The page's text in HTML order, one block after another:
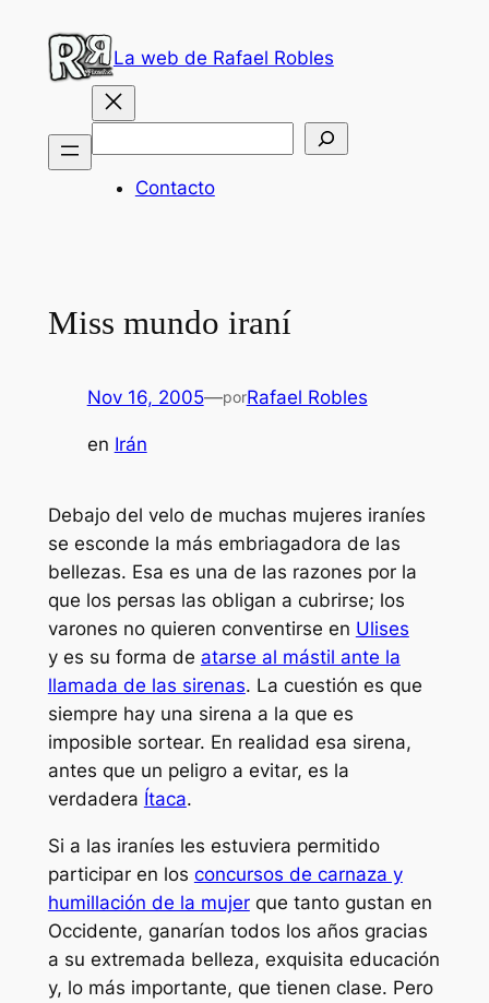
contenido
La web de Rafael Robles
Buscar
Contacto
Miss mundo iraní
Nov 16, 2005—porRafael Robles
en Irán
Debajo del velo de muchas mujeres iraníes
se esconde la más embriagadora de las
bellezas. Esa es una de las razones por la
que los persas las obligan a cubrirse; los
varones no quieren conventirse en Ulises
y es su forma de atarse al mástil ante la
llamada de las sirenas. La cuestión es que
siempre hay una sirena a la que es
imposible sortear. En realidad esa sirena,
antes que un peligro a evitar, es la
verdadera Ítaca.
Si a las iraníes les estuviera permitido
participar en los concursos de carnaza y
humillación de la mujerque tanto gustan en
Occidente, ganarían todos los años gracias
a su extremada belleza, exquisita educación
y, lo más importante, que tienen clase. Pero